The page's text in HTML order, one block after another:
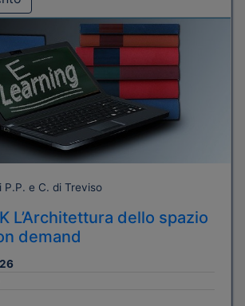
e C. di Treviso
L’Architettura dello spazio
demand